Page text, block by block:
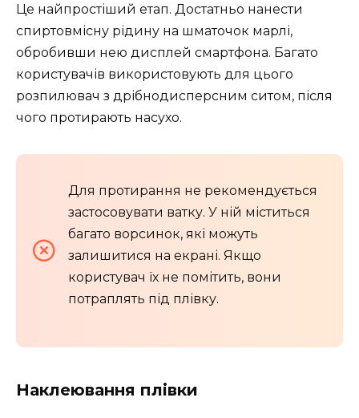
Це найпростіший етап. Достатньо нанести
спиртовмісну рідину на шматочок марлі,
обробивши нею дисплей смартфона. Багато
користувачів використовують для цього
розпилювач з дрібнодисперсним ситом, після
чого протирають насухо.
Для протирання не рекомендується
застосовувати ватку. У ній міститься
багато ворсинок, які можуть
залишитися на екрані. Якщо
користувач їх не помітить, вони
потраплять під плівку.
Наклеювання плівки